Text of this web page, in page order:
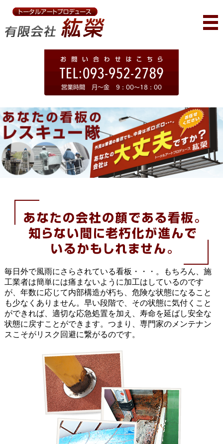
毎日外で風雨にさらされている看板・・・。もちろん、施
工業者は簡単には痛まないように加工はしているのです
が、年数に応じて内部構造が朽ち、危険な状態になること
も少なくありません。早い段階で、その状態に気付くこと
ができれば、適切な応急処置を加え、寿命を延ばし安全な
状態に戻すことができます。つまり、専門家のメンテナン
スこそがリスク回避に繋がるのです。